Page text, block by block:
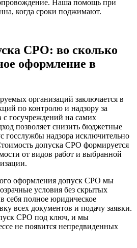
Наша помощь при
когда сроки поджимают.
СРО: во сколько
оформление в
организаций заключается в
по контролю и надзору за
с госучреждений на самих
позволяет снизить бюджетные
госслужбы надзора исключительно
допуска СРО формируется
от видов работ и выбранной
оформления допуск СРО мы
условия без скрытых
себя полное юридическое
всех документов и подачу заявки.
СРО под ключ, и мы
не появится непредвиденных